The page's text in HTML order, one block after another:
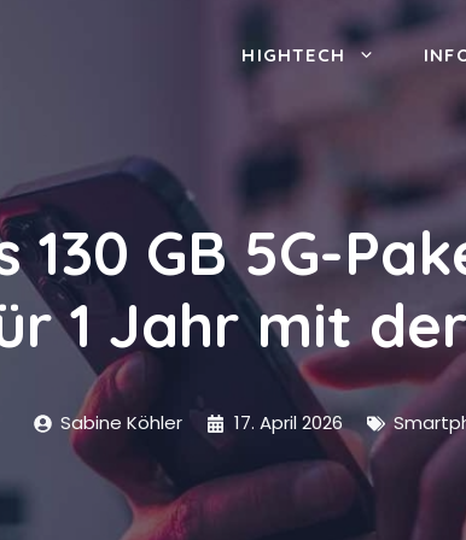
HIGHTECH
130 GB 5G-
1 Jahr mit
Sabine Köhler 17. April 2026